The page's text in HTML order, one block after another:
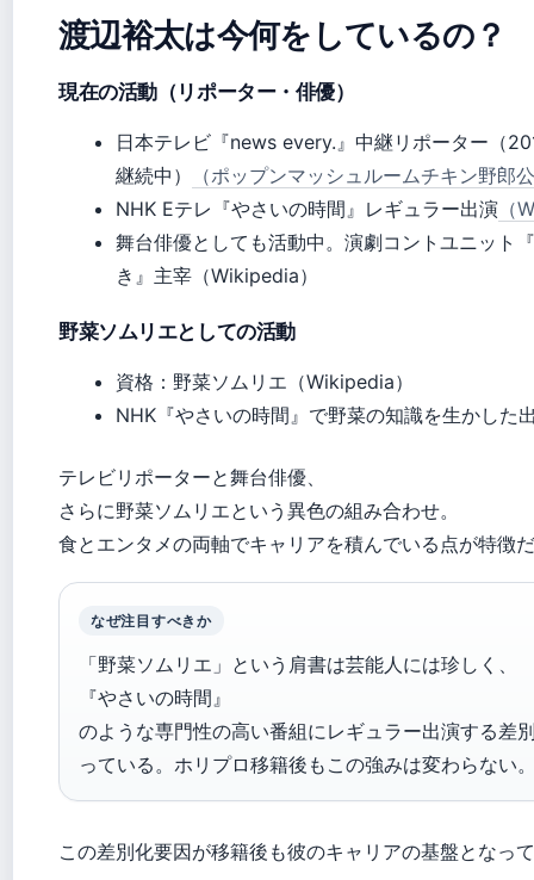
渡辺裕太は今何をしているの？
現在の活動（リポーター・俳優）
日本テレビ『news every.』中継リポーター（
継続中）
（ポップンマッシュルームチキン野郎
NHK Eテレ『やさいの時間』レギュラー出演 （
舞台俳優としても活動中。演劇コントユニット
き』主宰（Wikipedia）
野菜ソムリエとしての活動
資格：野菜ソムリエ（Wikipedia）
NHK『やさいの時間』で野菜の知識を生かした
テレビリポーターと舞台俳優、
さらに野菜ソムリエという異色の組み合わせ。
食とエンタメの両軸でキャリアを積んでいる点が特徴
なぜ注目すべきか
「野菜ソムリエ」という肩書は芸能人には珍しく、
『やさいの時間』
のような専門性の高い番組にレギュラー出演する差
っている。ホリプロ移籍後もこの強みは変わらない
この差別化要因が移籍後も彼のキャリアの基盤となっ